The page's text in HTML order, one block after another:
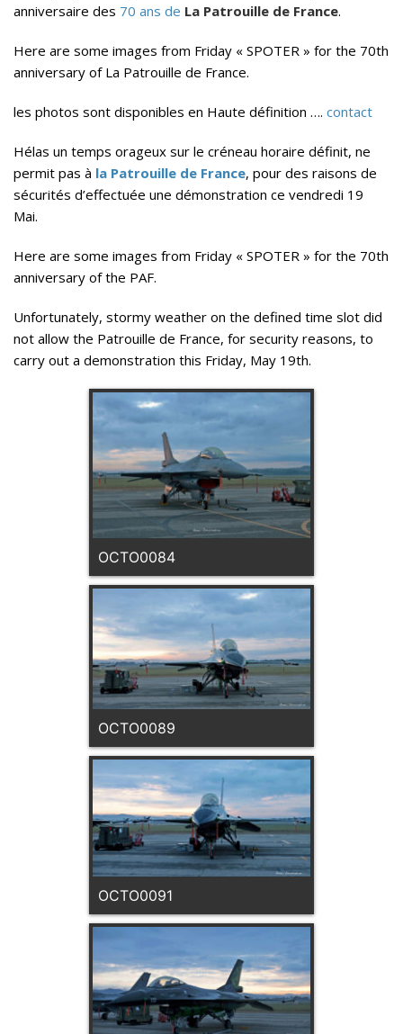
anniversaire des 70 ans de La Patrouille de France.
Here are some images from Friday « SPOTER » for the 70th
anniversary of La Patrouille de France.
les photos sont disponibles en Haute définition …. contact
Hélas un temps orageux sur le créneau horaire définit, ne
permit pas à la Patrouille de France, pour des raisons de
sécurités d’effectuée une démonstration ce vendredi 19
Mai.
Here are some images from Friday « SPOTER » for the 70th
anniversary of the PAF.
Unfortunately, stormy weather on the defined time slot did
not allow the Patrouille de France, for security reasons, to
carry out a demonstration this Friday, May 19th.
OCTO0084
OCTO0089
OCTO0091